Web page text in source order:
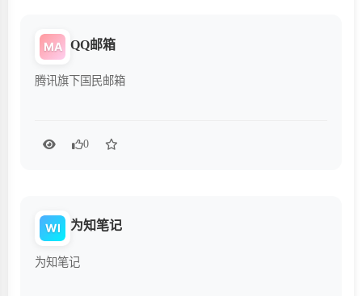
MA QQ邮箱
腾讯旗下国民邮箱
0
WI 为知笔记
为知笔记